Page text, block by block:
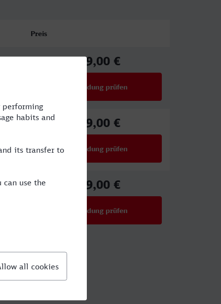
Preis
29,00 €
Verbindung prüfen
29,00 €
Verbindung prüfen
29,00 €
Verbindung prüfen